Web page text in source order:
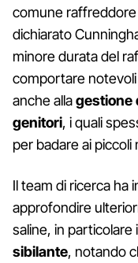
comune raffreddore
dichiarato
minore durata del
comportare
anche allagestione
genitori, i quali
per badare ai piccoli
Il team di ricerca ha
approfondire
saline, in particolare
sibilante, notando